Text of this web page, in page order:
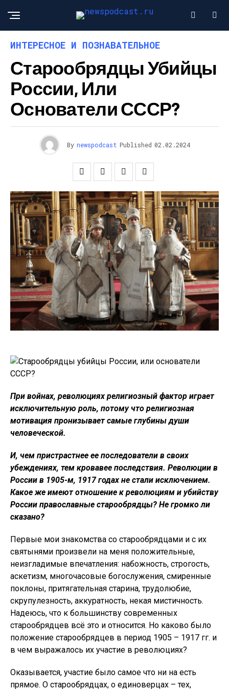
ИНТЕРЕСНОЕ И ПОЗНАВАТЕЛЬНОЕ
Старообрядцы Убийцы
России, Или
Основатели СССР?
By newspodcast Published 02.02.2024
При войнах, революциях религиозный фактор играет
исключительную роль, потому что религиозная
мотивация пронизывает самые глубины души
человеческой.
И, чем пристрастнее ее последователи в своих
убеждениях, тем кровавее последствия. Революции в
России в 1905-м, 1917 годах не стали исключением.
Какое же имеют отношение к революциям и убийству
России православные старообрядцы? Не громко ли
сказано?
Первые мои знакомства со старообрядцами и с их
святынями произвели на меня положительные,
неизгладимые впечатления: набожность, строгость,
аскетизм, многочасовые богослужения, смиренные
поклоны, притягательная старина, трудолюбие,
скрупулезность, аккуратность, некая мистичность.
Надеюсь, что к большинству современных
старообрядцев всё это и относится. Но каково было
положение старообрядцев в период 1905 – 1917 гг. и
в чем выражалось их участие в революциях?
Оказывается, участие было самое что ни на есть
прямое. О старообрядцах, о единоверцах – тех,